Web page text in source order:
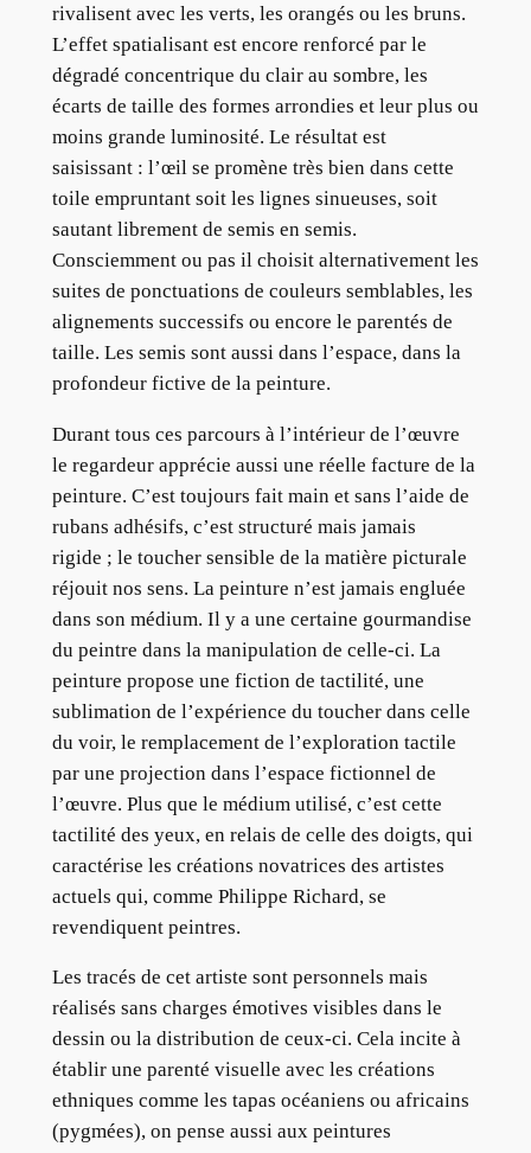
rivalisent avec les verts, les orangés ou les bruns.
L’effet spatialisant est encore renforcé par le
dégradé concentrique du clair au sombre, les
écarts de taille des formes arrondies et leur plus ou
moins grande luminosité. Le résultat est
saisissant : l’œil se promène très bien dans cette
toile empruntant soit les lignes sinueuses, soit
sautant librement de semis en semis.
Consciemment ou pas il choisit alternativement les
suites de ponctuations de couleurs semblables, les
alignements successifs ou encore le parentés de
taille. Les semis sont aussi dans l’espace, dans la
profondeur fictive de la peinture.
Durant tous ces parcours à l’intérieur de l’œuvre
le regardeur apprécie aussi une réelle facture de la
peinture. C’est toujours fait main et sans l’aide de
rubans adhésifs, c’est structuré mais jamais
rigide ; le toucher sensible de la matière picturale
réjouit nos sens. La peinture n’est jamais engluée
dans son médium. Il y a une certaine gourmandise
du peintre dans la manipulation de celle-ci. La
peinture propose une fiction de tactilité, une
sublimation de l’expérience du toucher dans celle
du voir, le remplacement de l’exploration tactile
par une projection dans l’espace fictionnel de
l’œuvre. Plus que le médium utilisé, c’est cette
tactilité des yeux, en relais de celle des doigts, qui
caractérise les créations novatrices des artistes
actuels qui, comme Philippe Richard, se
revendiquent peintres.
Les tracés de cet artiste sont personnels mais
réalisés sans charges émotives visibles dans le
dessin ou la distribution de ceux-ci. Cela incite à
établir une parenté visuelle avec les créations
ethniques comme les tapas océaniens ou africains
(pygmées), on pense aussi aux peintures